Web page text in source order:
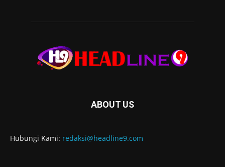
ABOUT US
Hubungi Kami: redaksi@headline9.com